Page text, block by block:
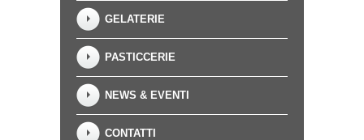
GELATERIE
PASTICCERIE
NEWS & EVENTI
CONTATTI